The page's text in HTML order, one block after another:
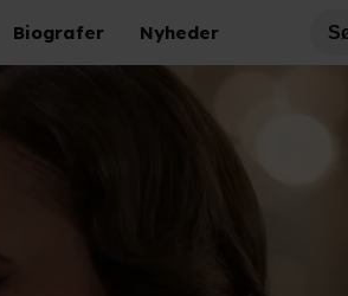
Biografer Nyheder